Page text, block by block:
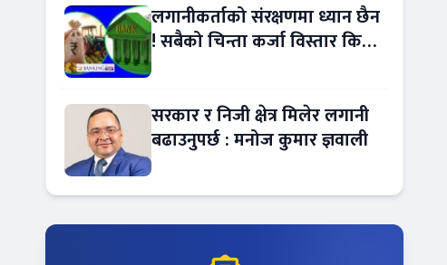
लगानीकर्ताको संरक्षणमा ध्यान छैन
! सबैको चिन्ता कर्जा विस्तार किन
सरकार र निजी क्षेत्र मिलेर लगानी
बढाउनुपर्छ : मनोज कुमार ज्ञवाली